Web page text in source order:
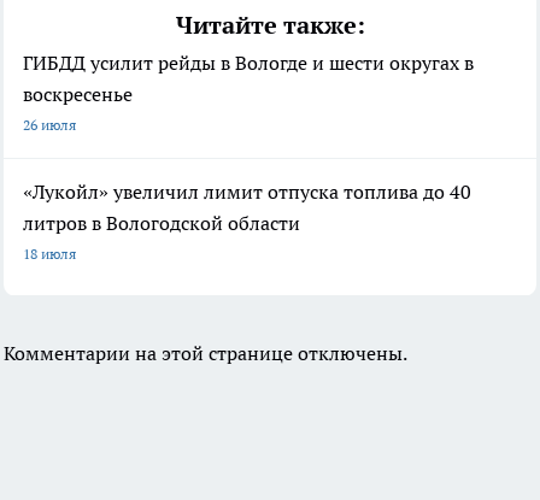
Читайте также:
ГИБДД усилит рейды в Вологде и шести округах в
воскресенье
26 июля
«Лукойл» увеличил лимит отпуска топлива до 40
литров в Вологодской области
18 июля
Комментарии на этой странице отключены.